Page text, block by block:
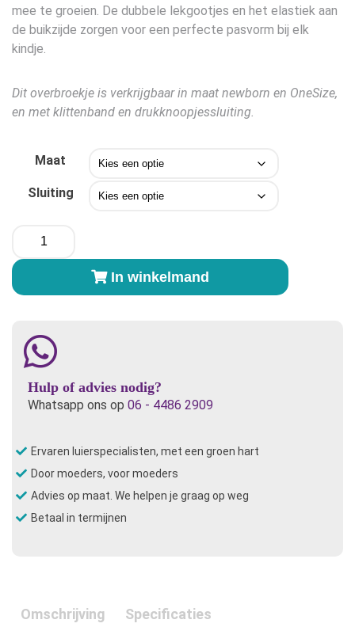
mee te groeien. De dubbele lekgootjes en het elastiek aan
de buikzijde zorgen voor een perfecte pasvorm bij elk
kindje.
Dit overbroekje is verkrijgbaar in maat newborn en OneSize,
en met klittenband en drukknoopjessluiting.
Maat
Sluiting
Rumparooz
Spice
aantal
In winkelmand
Hulp of advies nodig?
Whatsapp ons op 06 - 4486 2909
Ervaren luierspecialisten, met een groen hart
Door moeders, voor moeders
Advies op maat. We helpen je graag op weg
Betaal in termijnen
Omschrijving Specificaties